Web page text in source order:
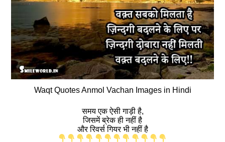
Waqt Quotes Anmol Vachan Images in Hindi
समय एक ऐसी गाड़ी है,
जिसमें ब्रेक ही नहीं है
और रिवर्स गियर भी नहीं है